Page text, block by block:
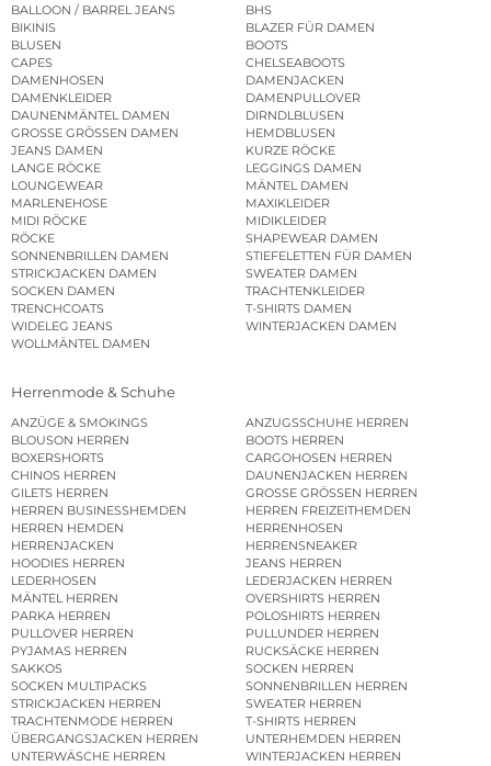
BALLOON / BARREL JEANS
BHS
BIKINIS
BLAZER FÜR DAMEN
BLUSEN
BOOTS
CAPES
CHELSEABOOTS
DAMENHOSEN
DAMENJACKEN
DAMENKLEIDER
DAMENPULLOVER
DAUNENMÄNTEL DAMEN
DIRNDLBLUSEN
GROSSE GRÖSSEN DAMEN
HEMDBLUSEN
JEANS DAMEN
KURZE RÖCKE
LANGE RÖCKE
LEGGINGS DAMEN
LOUNGEWEAR
MÄNTEL DAMEN
MARLENEHOSE
MAXIKLEIDER
MIDI RÖCKE
MIDIKLEIDER
RÖCKE
SHAPEWEAR DAMEN
SONNENBRILLEN DAMEN
STIEFELETTEN FÜR DAMEN
STRICKJACKEN DAMEN
SWEATER DAMEN
SOCKEN DAMEN
TRACHTENKLEIDER
TRENCHCOATS
T-SHIRTS DAMEN
WIDELEG JEANS
WINTERJACKEN DAMEN
WOLLMÄNTEL DAMEN
Herrenmode & Schuhe
ANZÜGE & SMOKINGS
ANZUGSSCHUHE HERREN
BLOUSON HERREN
BOOTS HERREN
BOXERSHORTS
CARGOHOSEN HERREN
CHINOS HERREN
DAUNENJACKEN HERREN
GILETS HERREN
GROSSE GRÖSSEN HERREN
HERREN BUSINESSHEMDEN
HERREN FREIZEITHEMDEN
HERREN HEMDEN
HERRENHOSEN
HERRENJACKEN
HERRENSNEAKER
HOODIES HERREN
JEANS HERREN
LEDERHOSEN
LEDERJACKEN HERREN
MÄNTEL HERREN
OVERSHIRTS HERREN
PARKA HERREN
POLOSHIRTS HERREN
PULLOVER HERREN
PULLUNDER HERREN
PYJAMAS HERREN
RUCKSÄCKE HERREN
SAKKOS
SOCKEN HERREN
SOCKEN MULTIPACKS
SONNENBRILLEN HERREN
STRICKJACKEN HERREN
SWEATER HERREN
TRACHTENMODE HERREN
T-SHIRTS HERREN
ÜBERGANGSJACKEN HERREN
UNTERHEMDEN HERREN
UNTERWÄSCHE HERREN
WINTERJACKEN HERREN